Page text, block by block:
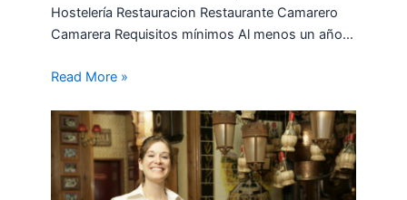
Hostelería Restauracion Restaurante Camarero
Camarera Requisitos mínimos Al menos un año…
Read More »